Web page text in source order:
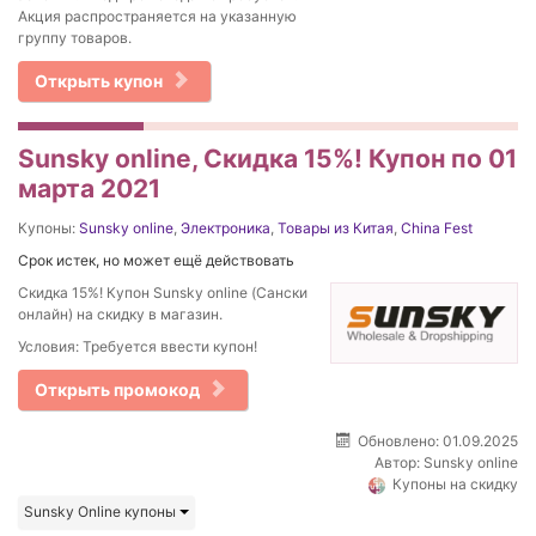
Акция распространяется на указанную
группу товаров.
Открыть купон
Sunsky online, Скидка 15%! Купон по 01
марта 2021
Купоны: Sunsky online, Электроника, Товары из Китая, China Fest
Срок истек, но может ещё действовать
Скидка 15%! Купон Sunsky online (Сански
онлайн) на скидку в магазин.
Условия: Требуется ввести купон!
Открыть промокод
Обновлено: 01.09.2025
Автор: Sunsky online
Купоны на скидку
Sunsky Online купоны